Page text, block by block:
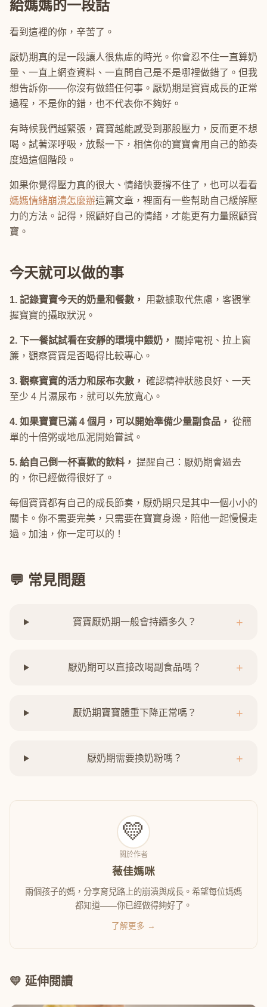
給媽媽的一段話
看到這裡的你，辛苦了。
厭奶期真的是一段讓人很焦慮的時光。你會忍不住一直算奶
量、一直上網查資料、一直問自己是不是哪裡做錯了。但我
想告訴你——你沒有做錯任何事。厭奶期是寶寶成長的正常
過程，不是你的錯，也不代表你不夠好。
有時候我們越緊張，寶寶越能感受到那股壓力，反而更不想
喝。試著深呼吸，放鬆一下，相信你的寶寶會用自己的節奏
度過這個階段。
如果你覺得壓力真的很大、情緒快要撐不住了，也可以看看
媽媽情緒崩潰怎麼辦這篇文章，裡面有一些幫助自己緩解壓
力的方法。記得，照顧好自己的情緒，才能更有力量照顧寶
寶。
今天就可以做的事
1. 記錄寶寶今天的奶量和餐數，
用數據取代焦慮，客觀掌
握寶寶的攝取狀況。
2. 下一餐試試看在安靜的環境中餵奶，
關掉電視、拉上窗
簾，觀察寶寶是否喝得比較專心。
3. 觀察寶寶的活力和尿布次數， 確認精神狀態良好、一天
至少 4 片濕尿布，就可以先放寬心。
4. 如果寶寶已滿 4 個月，可以開始準備少量副食品， 從簡
單的十倍粥或地瓜泥開始嘗試。
5. 給自己倒一杯喜歡的飲料， 提醒自己：厭奶期會過去
的，你已經做得很好了。
每個寶寶都有自己的成長節奏，厭奶期只是其中一個小小的
關卡。你不需要完美，只需要在寶寶身邊，陪他一起慢慢走
過。加油，你一定可以的！
💬 常見問題
寶寶厭奶期一般會持續多久？ +
厭奶期可以直接改喝副食品嗎？ +
厭奶期寶寶體重下降正常嗎？ +
厭奶期需要換奶粉嗎？ +
💛
關於作者
薇佳媽咪
兩個孩子的媽，分享育兒路上的崩潰與成長。希望每位媽媽
都知道——你已經做得夠好了。
了解更多 →
💛 延伸閱讀